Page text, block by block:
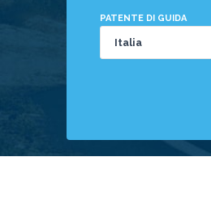
PATENTE DI GUIDA